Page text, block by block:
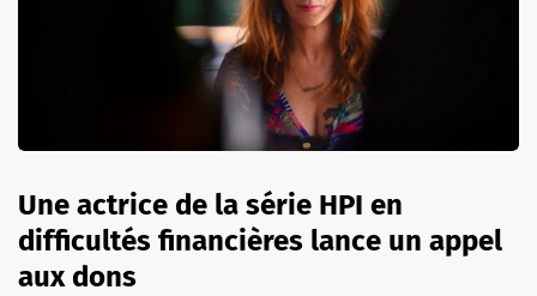
Une actrice de la série HPI en
difficultés financières lance un appel
aux dons